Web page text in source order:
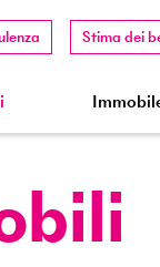
Stima dei